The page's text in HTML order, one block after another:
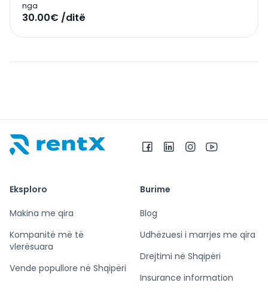
nga
30.00€ /ditë
Eksploro
Makina me qira
Kompanitë më të
vlerësuara
Vende popullore në Shqipëri
Burime
Blog
Udhëzuesi i marrjes me qira
Drejtimi në Shqipëri
Insurance information